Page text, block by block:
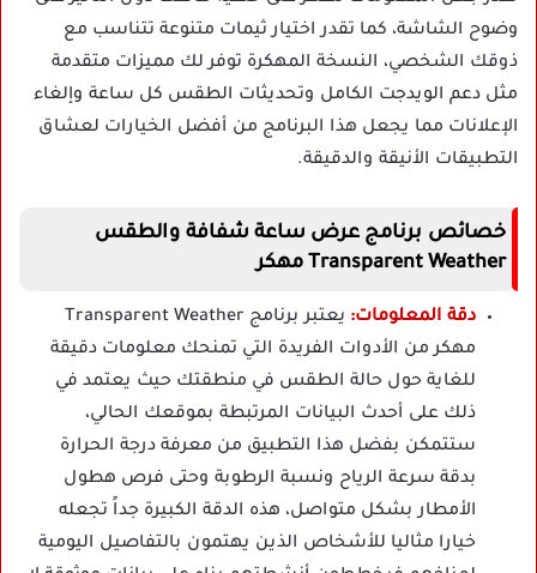
وضوح الشاشة، كما تقدر اختيار ثيمات متنوعة تتناسب مع
ذوقك الشخصي، النسخة المهكرة توفر لك مميزات متقدمة
مثل دعم الويدجت الكامل وتحديثات الطقس كل ساعة وإلغاء
الإعلانات مما يجعل هذا البرنامج من أفضل الخيارات لعشاق
التطبيقات الأنيقة والدقيقة.
خصائص برنامج عرض ساعة شفافة والطقس
Transparent Weather مهكر
دقة المعلومات:
يعتبر برنامج Transparent Weather
مهكر من الأدوات الفريدة التي تمنحك معلومات دقيقة
للغاية حول حالة الطقس في منطقتك حيث يعتمد في
ذلك على أحدث البيانات المرتبطة بموقعك الحالي،
ستتمكن بفضل هذا التطبيق من معرفة درجة الحرارة
بدقة سرعة الرياح ونسبة الرطوبة وحتى فرص هطول
الأمطار بشكل متواصل، هذه الدقة الكبيرة جداً تجعله
خيارا مثاليا للأشخاص الذين يهتمون بالتفاصيل اليومية